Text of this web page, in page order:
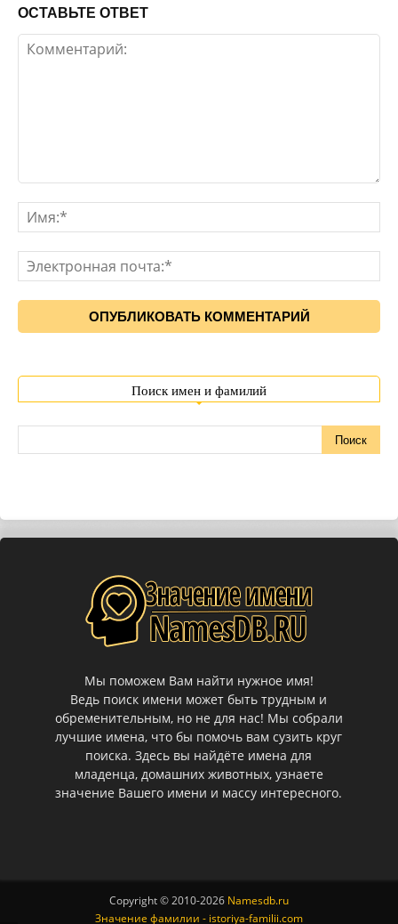
ОСТАВЬТЕ ОТВЕТ
Поиск имен и фамилий
Мы поможем Вам найти нужное имя!
Ведь поиск имени может быть трудным и
обременительным, но не для нас! Мы собрали
лучшие имена, что бы помочь вам сузить круг
поиска. Здесь вы найдёте имена для
младенца, домашних животных, узнаете
значение Вашего имени и массу интересного.
Copyright © 2010-2026 Namesdb.ru
Значение фамилии - istoriya-familii.com